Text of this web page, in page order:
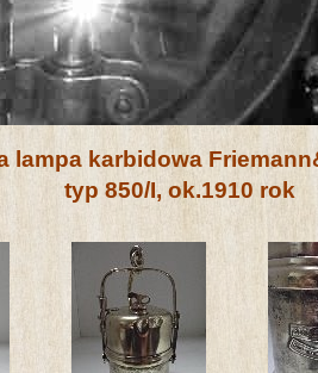
lampa karbidowa
I, ok.1910 rok